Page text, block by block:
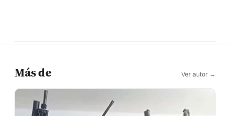
Más de Ver autor →